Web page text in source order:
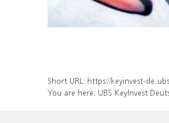
Short URL: https://keyinvest-
You are here: UBS KeyInvest